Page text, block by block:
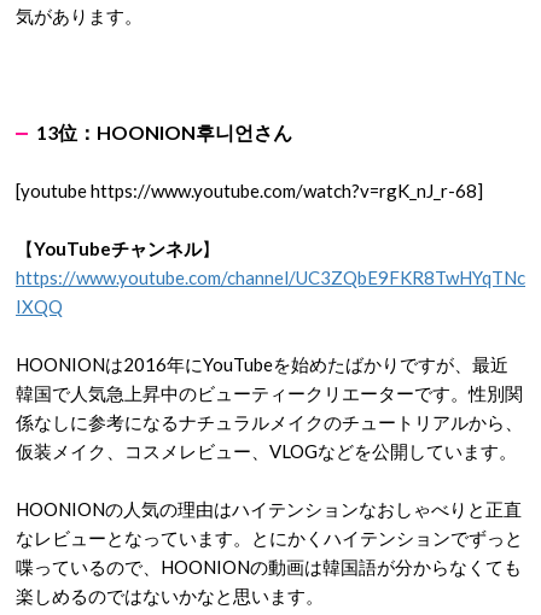
気があります。
13位： HOONION후니언さん
[youtube https://www.youtube.com/watch?v=rgK_nJ_r-68]
【YouTubeチャンネル】
https://www.youtube.com/channel/UC3ZQbE9FKR8TwHYqTNc
IXQQ
HOONIONは2016年にYouTubeを始めたばかりですが、最近
韓国で人気急上昇中のビューティークリエーターです。性別関
係なしに参考になるナチュラルメイクのチュートリアルから、
仮装メイク、コスメレビュー、VLOGなどを公開しています。
HOONIONの人気の理由はハイテンションなおしゃべりと正直
なレビューとなっています。とにかくハイテンションでずっと
喋っているので、HOONIONの動画は韓国語が分からなくても
楽しめるのではないかなと思います。